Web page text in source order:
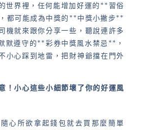
世界裡，任何能增加好運的**習俗
都可能成為中獎的**中獎小撇步**
機就來跟你分享一些，聽說連許多
默遵守的**彩券中獎風水禁忌**，
小心踩到地雷，把財神爺擋在門外
！小心這些小細節壞了你的好運風
心所欲拿起錢包就去買那麼簡單